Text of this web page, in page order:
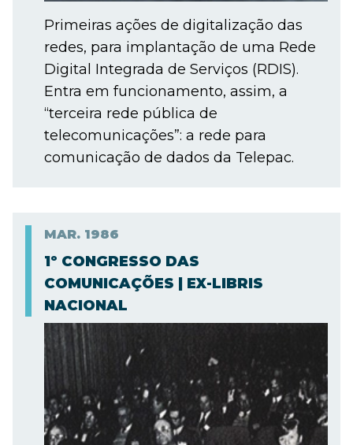
Primeiras ações de digitalização das
redes, para implantação de uma Rede
Digital Integrada de Serviços (RDIS).
Entra em funcionamento, assim, a
“terceira rede pública de
telecomunicações”: a rede para
comunicação de dados da Telepac.
MAR. 1986
1º CONGRESSO DAS
COMUNICAÇÕES | EX-LIBRIS
NACIONAL